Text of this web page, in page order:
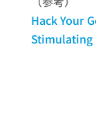
Hack Your
Stimulating